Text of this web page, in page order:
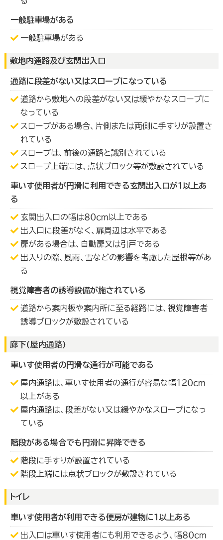
一般駐車場がある
一般駐車場がある
敷地内通路及び玄関出入口
通路に段差がない又はスロープになっている
道路から敷地への段差がない又は緩やかなスロープに
なっている
スロープがある場合、片側または両側に手すりが設置さ
れている
スロープは、前後の通路と識別されている
スロープ上端には、点状ブロック等が敷設されている
車いす使用者が円滑に利用できる玄関出入口が１以上あ
る
玄関出入口の幅は８０ｃｍ以上である
出入口に段差がなく、扉周辺は水平である
扉がある場合は、自動扉又は引戸である
出入りの際、風雨、雪などの影響を考慮した屋根等があ
る
視覚障害者の誘導設備が施されている
道路から案内板や案内所に至る経路には、視覚障害者
誘導ブロックが敷設されている
廊下(屋内通路)
車いす使用者の円滑な通行が可能である
屋内通路は、車いす使用者の通行が容易な幅１２０ｃｍ
以上がある
屋内通路は、段差がない又は緩やかなスロープになっ
ている
階段がある場合でも円滑に昇降できる
階段に手すりが設置されている
階段上端には点状ブロックが敷設されている
トイレ
車いす使用者が利用できる便房が建物に１以上ある
出入口は車いす使用者にも利用できるよう、幅８０ｃｍ